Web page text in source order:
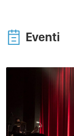
Eventi